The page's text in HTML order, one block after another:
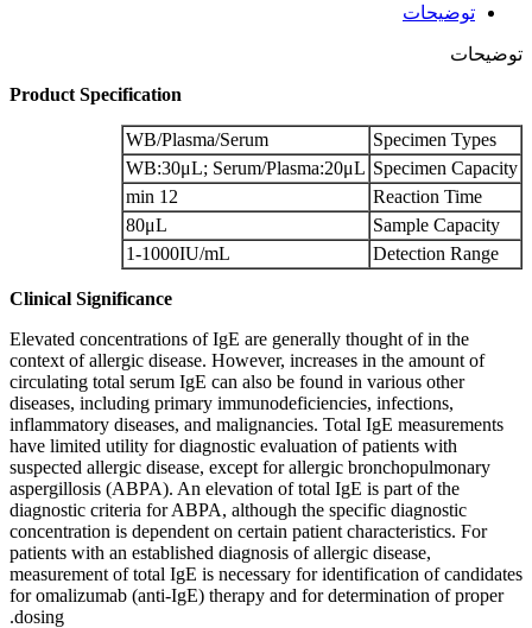
توضیحات
توضیحات
Product Specification
Specimen Types
WB/Plasma/Serum
Specimen Capacity
WB:30μL; Serum/Plasma:20μL
Reaction Time
12 min
Sample Capacity
80μL
Detection Range
1-1000IU/mL
Clinical Significance
Elevated concentrations of IgE are generally thought of in the
context of allergic disease. However, increases in the amount of
circulating total serum IgE can also be found in various other
diseases, including primary immunodeficiencies, infections,
inflammatory diseases, and malignancies. Total IgE measurements
have limited utility for diagnostic evaluation of patients with
suspected allergic disease, except for allergic bronchopulmonary
aspergillosis (ABPA). An elevation of total IgE is part of the
diagnostic criteria for ABPA, although the specific diagnostic
concentration is dependent on certain patient characteristics. For
patients with an established diagnosis of allergic disease,
measurement of total IgE is necessary for identification of candidates
for omalizumab (anti-IgE) therapy and for determination of proper
dosing.